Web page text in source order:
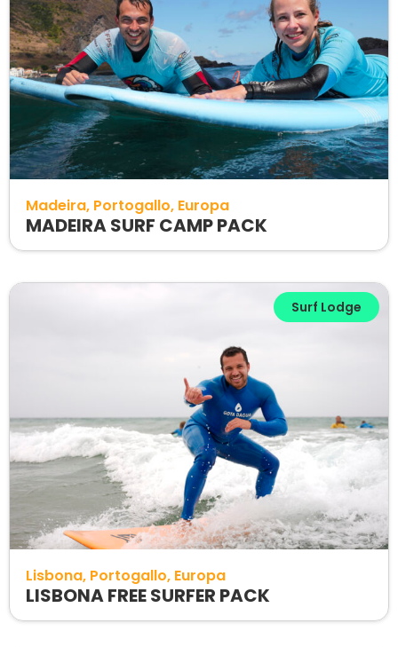
Madeira Portogallo Europa
MADEIRA SURF CAMP PACK
Surf Lodge
Lisbona Portogallo Europa
LISBONA FREE SURFER PACK